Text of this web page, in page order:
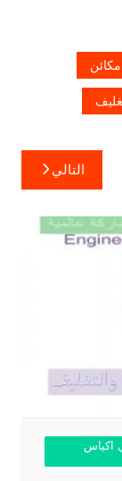
مكائن
التالي
اكياس